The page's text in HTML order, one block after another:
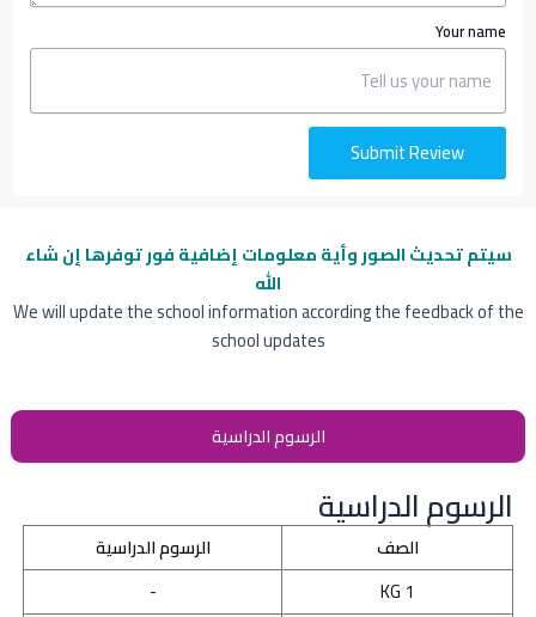
سيتم تحديث الصور وأية معلومات إضافيةفور توفرها إن شاء
الله
We will update the school information according the feedback of the
school updates
الرسوم الدراسية
الرسوم الدراسية
الصف
الرسوم الدراسية
KG 1
-
Your name
Submit Review